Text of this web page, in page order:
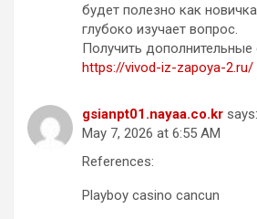
будет полезно как
глубоко изучает вопрос.
Получить дополнительные
https://vivod-iz-zapoya-2.ru/
gsianpt01.nayaa.co.kr says:
May 7, 2026 at 6:55 AM
References:
Playboy casino cancun